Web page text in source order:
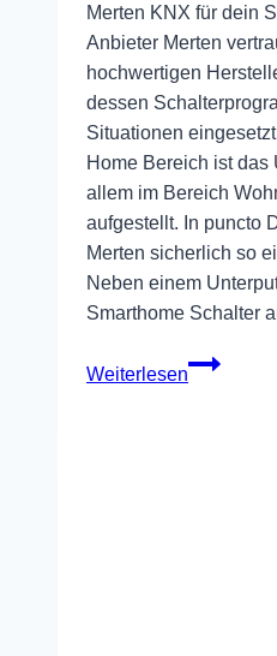
Merten KNX für dein
Anbieter Merten
hochwertigen
dessen
Situationen
Home Bereich ist das
allem im Bereich
aufgestellt. In puncto
Merten sicherlich so
Neben einem
Smarthome Schalter
Weiterlesen
merten